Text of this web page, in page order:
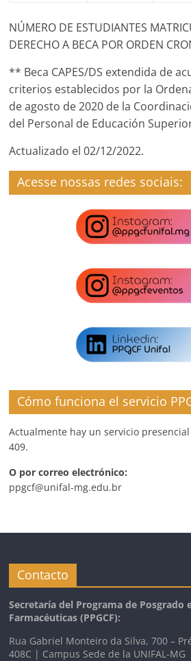
NÚMERO DE ESTUDIANTES
DERECHO A BECA POR ORDEN
** Beca CAPES/DS extendida de
criterios establecidos por la
de agosto de 2020 de la
del Personal de Educación Superior
Actualizado el 02/12/2022.
Acesse nossas redes sociais:
Cómo funciona el servicio
Actualmente hay un servicio
409.
O por correo electrónico:
ppgcf@unifal-mg.edu.br
Contacto
Secretaría del Programa de Posgrado
Farmacéuticas(PPGCF):
Rua Gabriel Monteiro da Silva, 700 –
408C | Campus Sede de la UNIFAL-MG